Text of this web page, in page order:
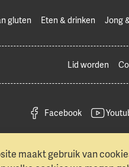
gluten Eten & drinken Jong
Lid worden
Facebook
maakt gebruik van